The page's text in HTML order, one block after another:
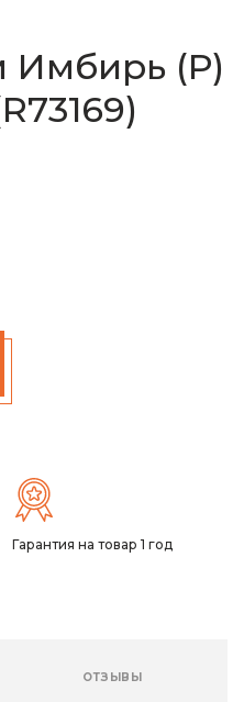
Имбирь (Р)
Гарантия на товар 1 год
ОТЗЫВЫ